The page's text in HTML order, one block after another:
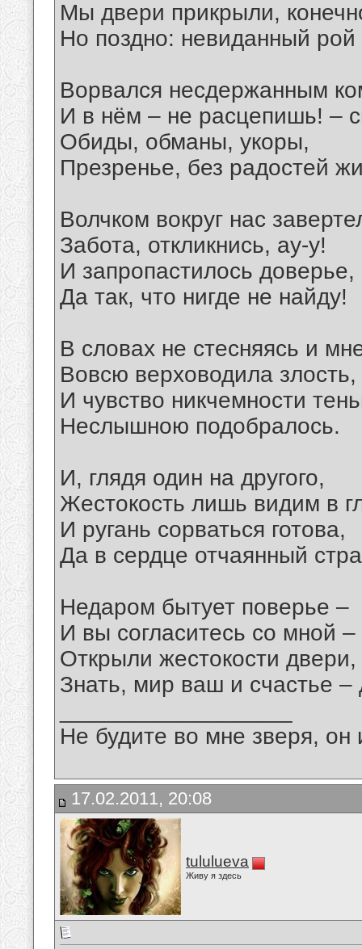
Мы двери прикрыли,
Но поздно: невиданный рой
Ворвался несдержанным
И в нём – не расцепишь! –
Обиды, обманы, укоры,
Презренье, без радостей
Волчком вокруг нас
Забота, откликнись, ау-у!
И запропастилось доверье,
Да так, что нигде не найду!
В словах не стесняясь и
Вовсю верховодила злость,
И чувство никчемности
Неслышною подобралось.
И, глядя один на другого,
Жестокость лишь видим в
И ругань сорваться готова,
Да в сердце отчаянный
Недаром бытует поверье –
И вы согласитесь со мной –
Открыли жестокости двери,
Знать, мир ваш и счастье –
Не будите во мне зверя, он
17.02.2011, 20:08
tululueva
Живу я здесь